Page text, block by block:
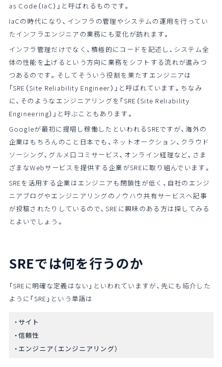
as Code（IaC）」と呼ばれるものです。
IaCの時代になり、インフラの管理やシステムの運用を行ってい
たインフラエンジニアの業務にも変化が訪れます。
インフラ管理だけでなく、積極的にコードを記述し、システム全
体の性能を上げるという方向に業務をシフトする流れが進みつ
つあるのです。そしてそういう役割を果たすエンジニアは
「SRE（Site Reliability Engineer）」と呼ばれています。ちなみ
に、そのようなエンジニアリングを「SRE（Site Reliability
Engineering）」と呼ぶこともあります。
Googleが最初に提唱し稼働したといわれるSREですが、海外の
企業はもちろんのこと日本でも、ネットオークション、クラウド
ソーシング、グルメ口コミサービス、オンライン経理など、さま
ざまなWebサービスを提供する企業がSREに取り組んでいます。
SREを活用する企業はエンジニアも閉鎖性が低く、自社のエンジ
ニアブログやエンジニアリングのノウハウ共有サービスへ記事
が投稿されたりしているので、SREに興味のある方は探してみる
とよいでしょう。
SREでは何を行うのか
「SREに明確な定義はない」といわれていますが、先にも紹介した
ように「SRE」という単語は
サイト
信頼性
エンジニア（エンジニアリング）